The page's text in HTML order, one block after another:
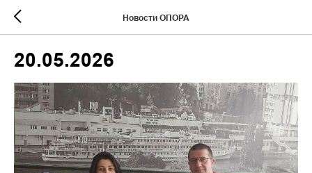
Новости ОПОРА
20.05.2026